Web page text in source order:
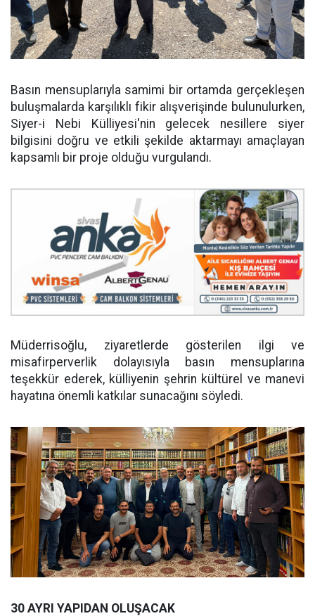
Basın mensuplarıyla samimi bir ortamda gerçekleşen
buluşmalarda karşılıklı fikir alışverişinde bulunulurken,
Siyer-i Nebi Külliyesi'nin gelecek nesillere siyer
bilgisini doğru ve etkili şekilde aktarmayı amaçlayan
kapsamlı bir proje olduğu vurgulandı.
Müderrisoğlu, ziyaretlerde gösterilen ilgi ve
misafirperverlik dolayısıyla basın mensuplarına
teşekkür ederek, külliyenin şehrin kültürel ve manevi
hayatına önemli katkılar sunacağını söyledi.
30 AYRI YAPIDAN OLUŞACAK